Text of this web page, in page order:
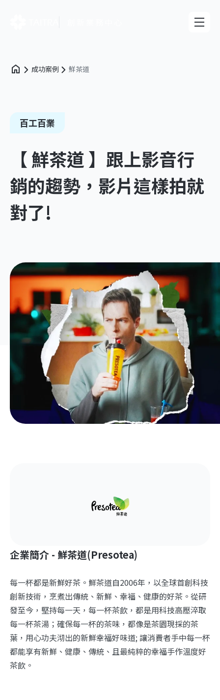
成功案例 鮮茶道
百工百業
【 鮮茶道 】跟上影音行
銷的趨勢，影片這樣拍就
對了!
企業簡介 - 鮮茶道(Presotea)
每一杯都是新鮮好茶。鮮茶道自2006年，以全球首創科技
創新技術，烹煮出傳統、新鮮、幸福、健康的好茶。從研
發至今，堅持每一天，每一杯茶飲，都是用科技高壓淬取
每一杯茶湯；確保每一杯的茶味，都像是茶園現採的茶
葉，用心功夫沏出的新鮮幸福好味道; 讓消費者手中每一杯
都能享有新鮮、健康、傳統、且最純粹的幸福手作溫度好
茶飲。